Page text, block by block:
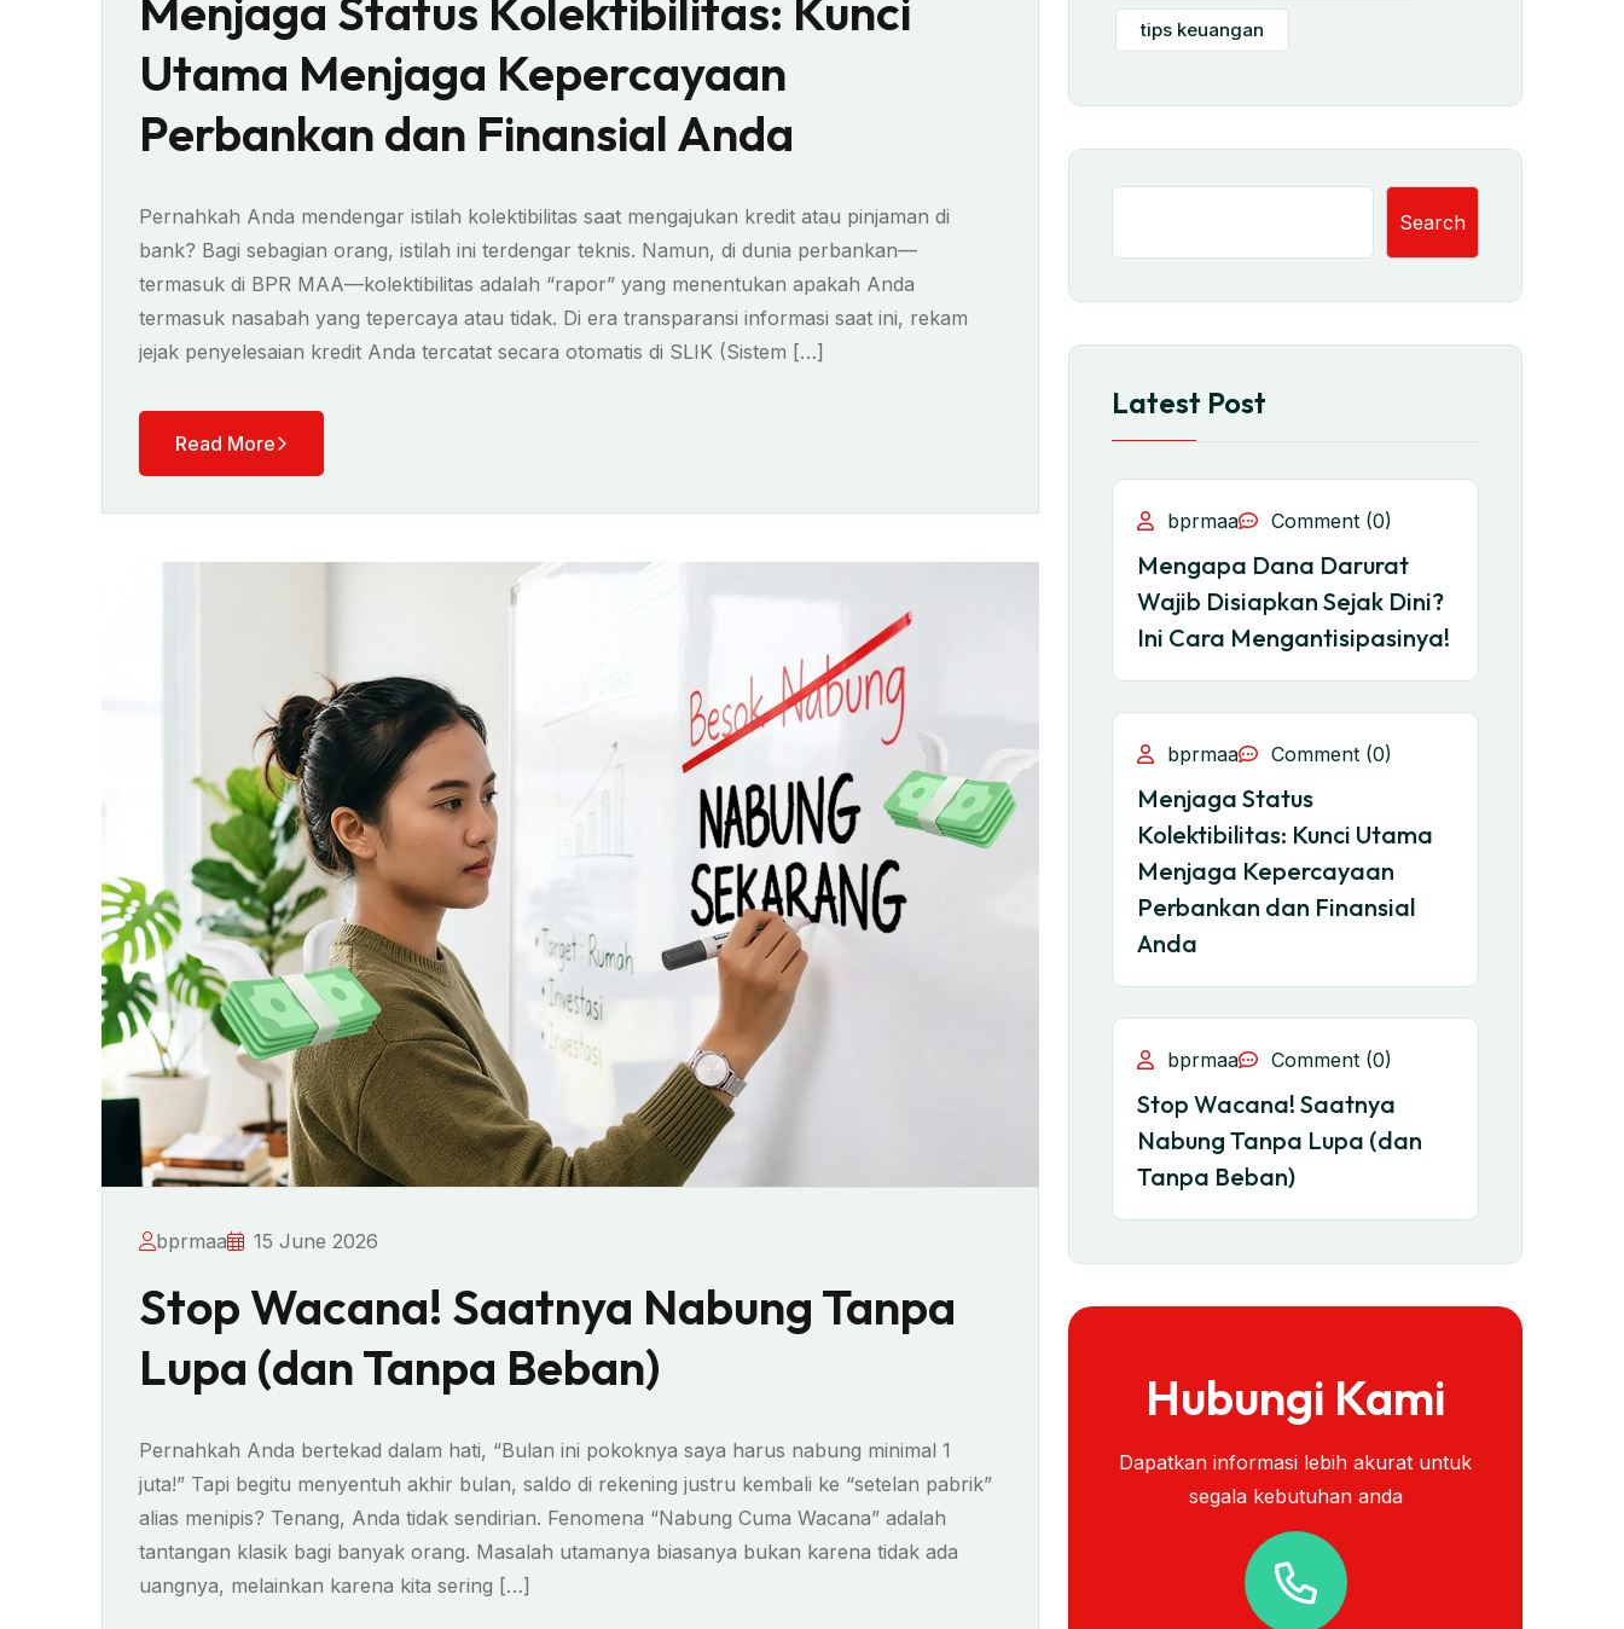
Utama Menjaga Kepercayaan
Perbankan dan Finansial Anda
Pernahkah Anda mendengar istilah kolektibilitas saat mengajukan kredit atau pinjaman di
bank? Bagi sebagian orang, istilah ini terdengar teknis. Namun, di dunia perbankan—
termasuk di BPR MAA—kolektibilitas adalah “rapor” yang menentukan apakah Anda
termasuk nasabah yang tepercaya atau tidak. Di era transparansi informasi saat ini, rekam
jejak penyelesaian kredit Anda tercatat secara otomatis di SLIK (Sistem […]
Read More
bprmaa 15 June 2026
Stop Wacana! Saatnya Nabung Tanpa
Lupa (dan Tanpa Beban)
Pernahkah Anda bertekad dalam hati, “Bulan ini pokoknya saya harus nabung minimal 1
juta!” Tapi begitu menyentuh akhir bulan, saldo di rekening justru kembali ke “setelan pabrik”
alias menipis? Tenang, Anda tidak sendirian. Fenomena “Nabung Cuma Wacana” adalah
tantangan klasik bagi banyak orang. Masalah utamanya biasanya bukan karena tidak ada
uangnya, melainkan karena kita sering […]
tips keuangan
Search
Latest Post
bprmaa Comment (0)
Mengapa Dana Darurat
Wajib Disiapkan Sejak Dini?
Ini Cara Mengantisipasinya!
bprmaa Comment (0)
Menjaga Status
Kolektibilitas: Kunci Utama
Menjaga Kepercayaan
Perbankan dan Finansial
Anda
bprmaa Comment (0)
Stop Wacana! Saatnya
Nabung Tanpa Lupa (dan
Tanpa Beban)
Hubungi Kami
Dapatkan informasi lebih akurat untuk
segala kebutuhan anda